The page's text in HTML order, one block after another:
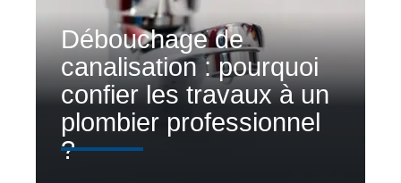
Débouchage de
canalisation : pourquoi
confier les travaux à un
plombier professionnel
?